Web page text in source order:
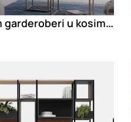
Ecoform garderoberi u kosim krovovima